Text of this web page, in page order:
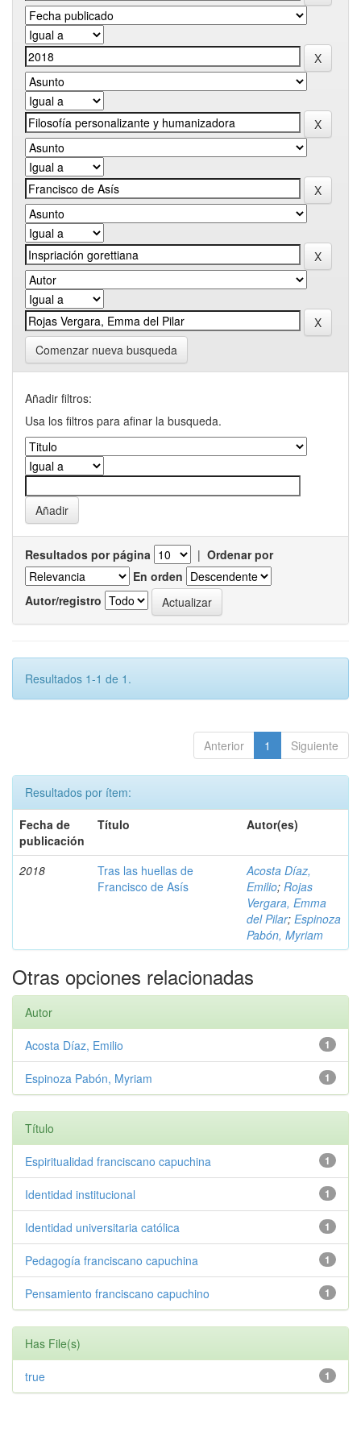
Comenzar nueva busqueda
Añadir filtros:
Usa los filtros para afinar la busqueda.
Resultados por página | Ordenar por
En orden
Autor/registro
Resultados 1-1 de 1.
Anterior 1 Siguiente
Resultados por ítem:
Fecha de
publicación
Título Autor(es)
2018
Tras las huellas de
Francisco de Asís
Acosta Díaz,
Emilio; Rojas
Vergara, Emma
del Pilar; Espinoza
Pabón, Myriam
Otras opciones relacionadas
Autor
1
Acosta Díaz, Emilio
1
Espinoza Pabón, Myriam
Título
1
Espiritualidad franciscano capuchina
1
Identidad institucional
1
Identidad universitaria católica
1
Pedagogía franciscano capuchina
1
Pensamiento franciscano capuchino
Has File(s)
1
true